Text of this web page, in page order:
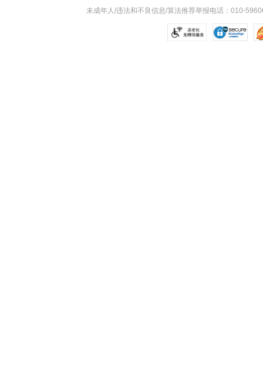
未成年人/违法和不良信息/算法推荐举报电话：010-